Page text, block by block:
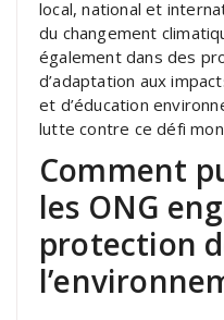
local, national et
du changement
également dans des
d’adaptation aux
et d’éducation
lutte contre ce défi
Comment
les ONG
protection